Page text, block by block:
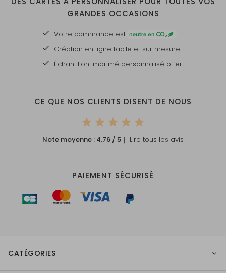
GRANDES OCCASIONS
Votre commande est
Création en ligne facile et sur mesure
Échantillon imprimé personnalisé offert
CE QUE NOS CLIENTS DISENT DE NOUS
Note moyenne : 4.76 / 5 ｜ Lire tous les avis
PAIEMENT SÉCURISÉ
CATÉGORIES